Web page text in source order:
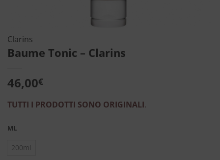
Clarins
Baume Tonic – Clarins
46,00€
TUTTI I PRODOTTI SONO ORIGINALI.
ML
200ml